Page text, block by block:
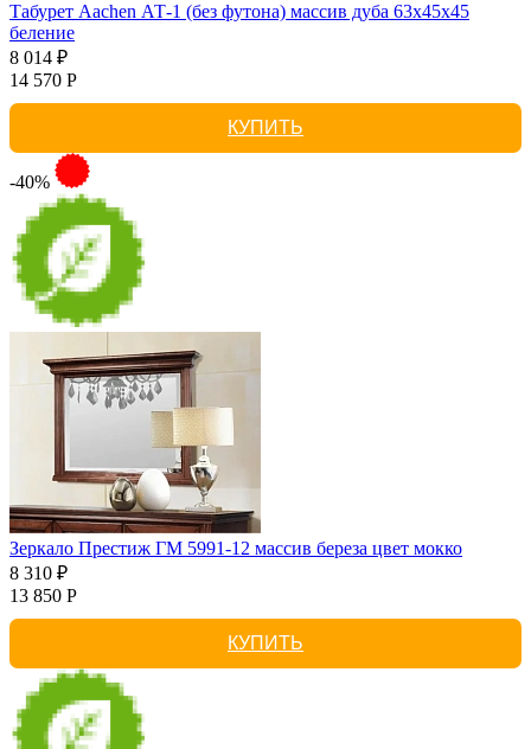
Табурет Aachen АТ-1 (без футона) массив дуба 63х45х45
беление
8 014 ₽
14 570 Р
КУПИТЬ
-40%
Зеркало Престиж ГМ 5991-12 массив береза цвет мокко
8 310 ₽
13 850 Р
КУПИТЬ